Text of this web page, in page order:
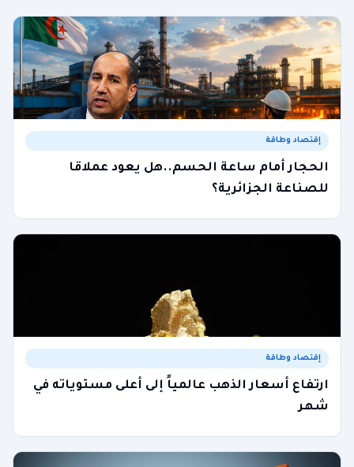
إقتصاد وطاقة
الحجار أمام ساعة الحسم..هل يعود عملاقا
للصناعة الجزائرية؟
إقتصاد وطاقة
ارتفاع أسعار الذهب عالمياً إلى أعلى مستوياته في
شهر